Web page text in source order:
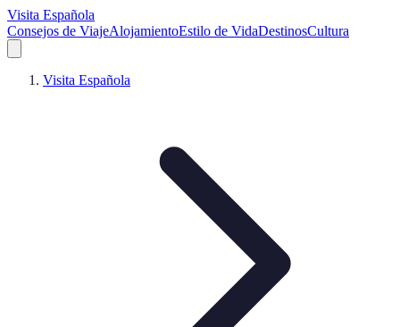
Visita Española
Consejos de ViajeAlojamientoEstilo de VidaDestinosCultura
Visita Española